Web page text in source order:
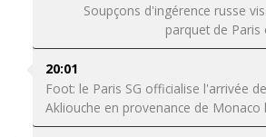
Soupçons d'ingérence russe
parquet de
20:01
Foot: le Paris SG officialise l'arrivée
Akliouche en provenance de Monaco